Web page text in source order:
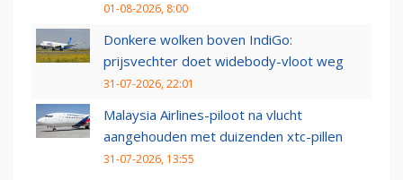
01-08-2026, 8:00
Donkere wolken boven IndiGo:
prijsvechter doet widebody-vloot weg
31-07-2026, 22:01
Malaysia Airlines-piloot na vlucht
aangehouden met duizenden xtc-pillen
31-07-2026, 13:55